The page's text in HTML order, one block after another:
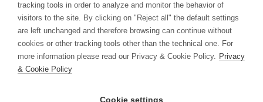
Storie
Innovation Blog
Newsletter
Media & Guidelines
tracking tools in order to analyze and monitor the behavior of
visitors to the site. By clicking on "Reject all" the default settings
are left unchanged and therefore browsing can continue without
cookies or other tracking tools other than the technical one. For
more information please read our Privacy & Cookie Policy. Privacy
& Cookie Policy
Cookie settings